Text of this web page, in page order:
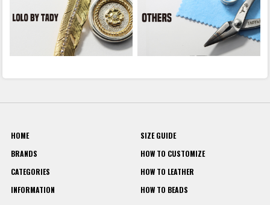
HOME
BRANDS
CATEGORIES
INFORMATION
SIZE GUIDE
HOW TO CUSTOMIZE
HOW TO LEATHER
HOW TO BEADS